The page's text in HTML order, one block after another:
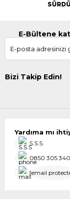
E-Bültene
Bizi Takip Edin!
Yardıma mı
S.S.S.
0850 305
[email